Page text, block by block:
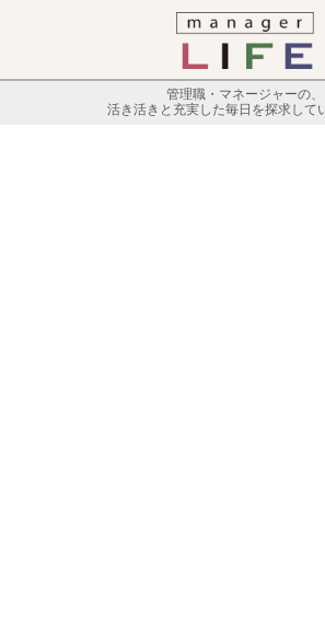
管理職・マネージャーの、
活き活きと充実した毎日を探求して